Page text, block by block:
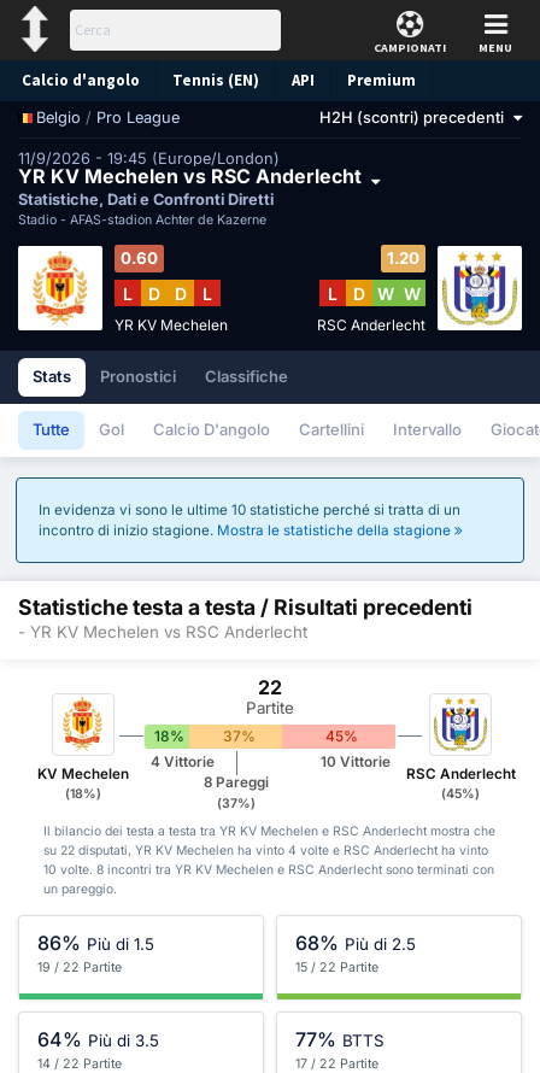
CAMPIONATI MENU
Calcio d'angolo Tennis (EN) API Premium
Pronostico
Belgio / Pro League H2H (scontri) precedenti
11/9/2026 - 19:45 (Europe/London)
YR KV Mechelen vs RSC Anderlecht
Statistiche, Dati e Confronti Diretti
Stadio - AFAS-stadion Achter de Kazerne
0.60
L D D L
YR KV Mechelen
1.20
L D W W
RSC Anderlecht
Stats Pronostici Classifiche
Tutte Gol Calcio D'angolo Cartellini Intervallo
In evidenza vi sono le ultime 10 statistiche perché si tratta di un
incontro di inizio stagione. Mostra le statistiche della stagione
Statistiche testa a testa / Risultati precedenti
- YR KV Mechelen vs RSC Anderlecht
KV Mechelen
(18%)
22
Partite
18% 37% 45%
4 Vittorie
8 Pareggi
(37%)
10 Vittorie
RSC Anderlecht
(45%)
Il bilancio dei testa a testa tra YR KV Mechelen e RSC Anderlecht mostra che
su 22 disputati, YR KV Mechelen ha vinto 4 volte e RSC Anderlecht ha vinto
10 volte. 8 incontri tra YR KV Mechelen e RSC Anderlecht sono terminati con
un pareggio.
86% Più di 1.5
19 / 22 Partite
68% Più di 2.5
15 / 22 Partite
64% Più di 3.5
14 / 22 Partite
77% BTTS
17 / 22 Partite